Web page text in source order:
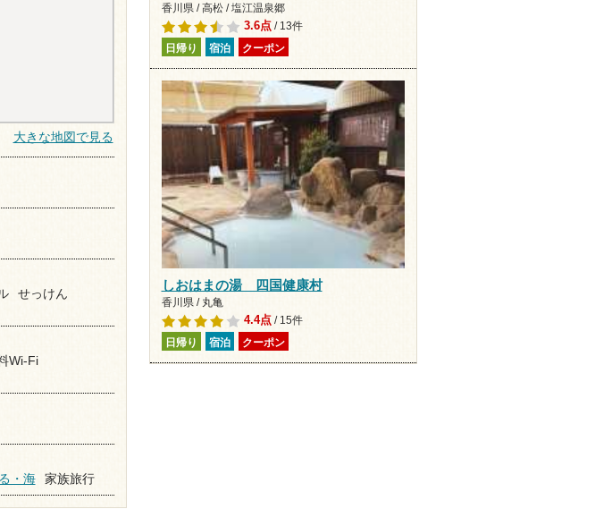
大きな地図で見る
せっけん
Wi-Fi
・海 家族旅行
香川県 / 高松 / 塩江温泉郷
3.6点/ 13件
日帰り 宿泊 クーポン
しおはまの湯 四国健康村
香川県 / 丸亀
4.4点/ 15件
日帰り 宿泊 クーポン